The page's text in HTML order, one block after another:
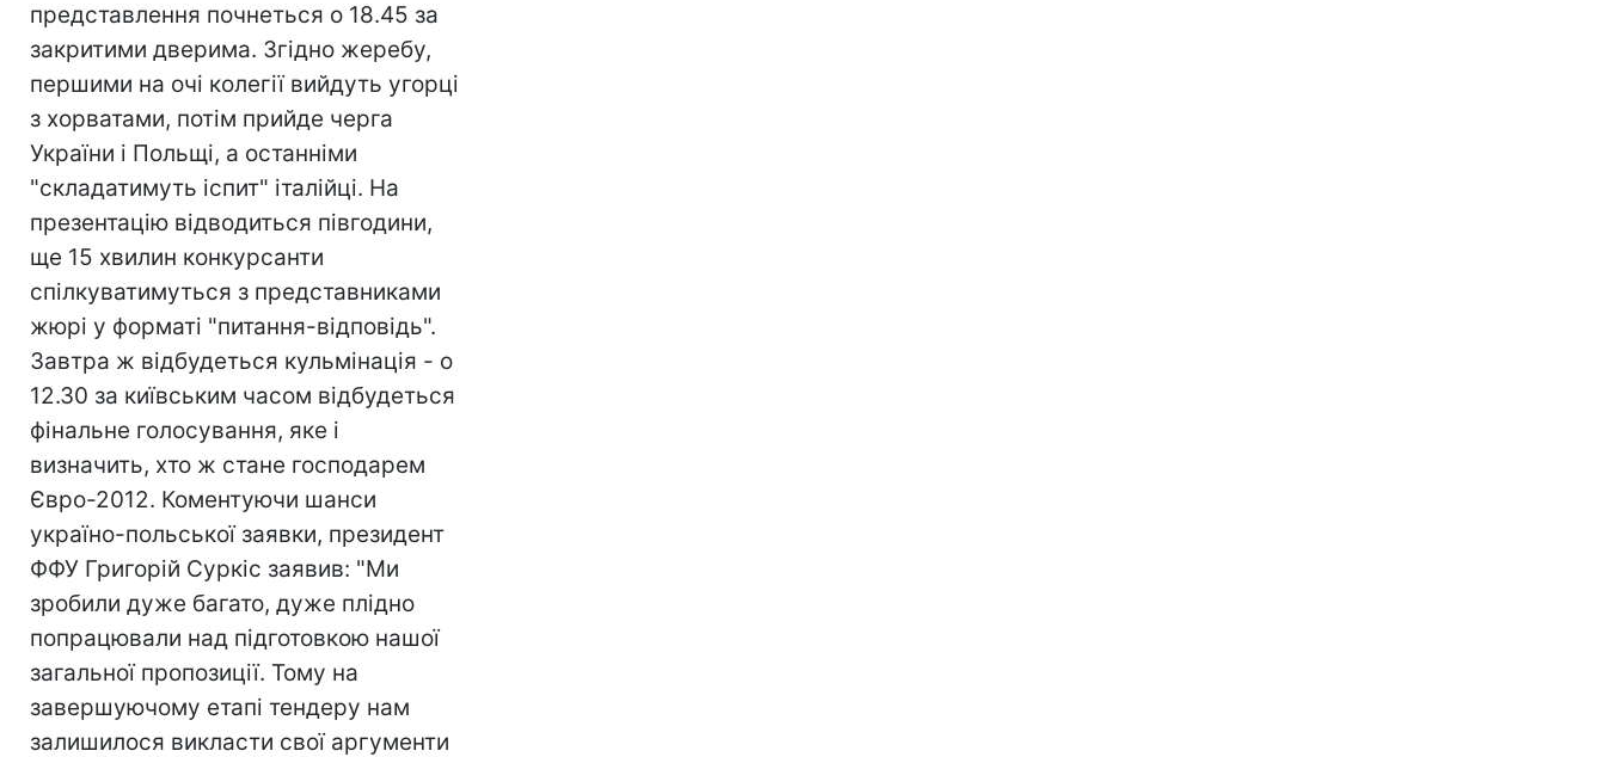
представлення почнеться о 18.45 за
закритими дверима. Згідно жеребу,
першими на очі колегії вийдуть угорці
з хорватами, потім прийде черга
України і Польщі, а останніми
"складатимуть іспит" італійці. На
презентацію відводиться півгодини,
ще 15 хвилин конкурсанти
спілкуватимуться з представниками
жюрі у форматі "питання-відповідь".
Завтра ж відбудеться кульмінація - о
12.30 за київським часом відбудеться
фінальне голосування, яке і
визначить, хто ж стане господарем
Євро-2012. Коментуючи шанси
україно-польської заявки, президент
ФФУ Григорій Суркіс заявив: "Ми
зробили дуже багато, дуже плідно
попрацювали над підготовкою нашої
загальної пропозиції. Тому на
завершуючому етапі тендеру нам
залишилося викласти свої аргументи